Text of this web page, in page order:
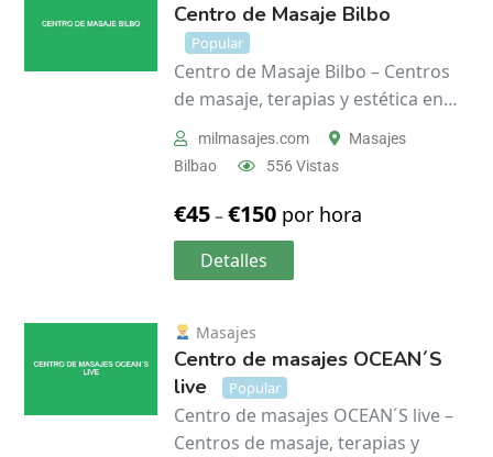
Centro de Masaje Bilbo
Popular
Centro de Masaje Bilbo – Centros
de masaje, terapias y estética en…
milmasajes.com
Masajes
Bilbao
556 Vistas
€45–€150 por hora
Detalles
Masajes
Centro de masajes OCEAN´S
live
Popular
Centro de masajes OCEAN´S live –
Centros de masaje, terapias y